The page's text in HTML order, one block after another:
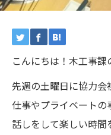
こんにちは！木工事課
先週の土曜日に協力会
仕事やプライベートの
話しをして楽しい時間